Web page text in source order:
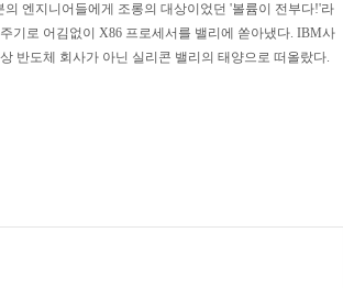
엔지니어들에게 조롱의 대상이었던 '볼륨이 전부다!'라
기로 어김없이 X86 프로세서를 밸리에 쏟아냈다. IBM사
반도체 회사가 아닌 실리콘 밸리의 태양으로 떠올랐다.